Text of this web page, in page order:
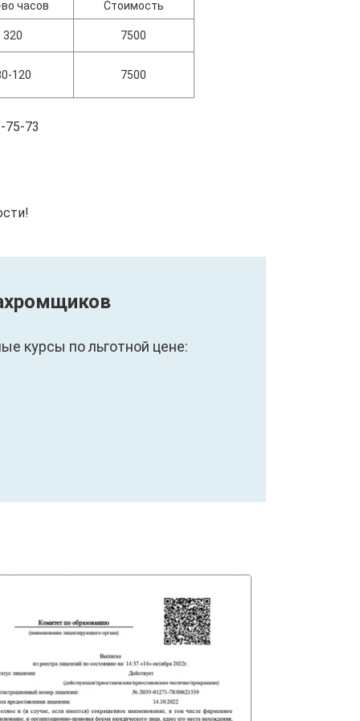
часов Стоимость
320 7500
120 7500
75-73
курсы по льготной цене: